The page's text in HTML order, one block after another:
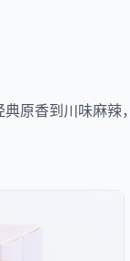
原香到川味麻辣